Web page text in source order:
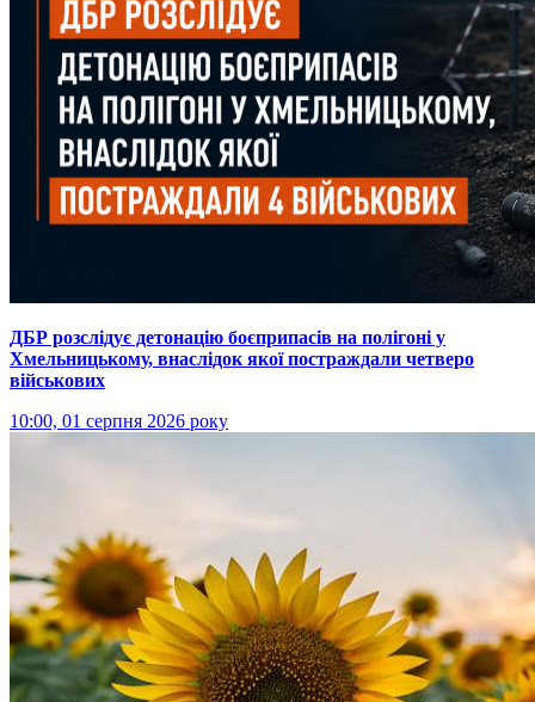
ДБР розслідує детонацію боєприпасів на полігоні у
Хмельницькому, внаслідок якої постраждали четверо
військових
10:00, 01 серпня 2026 року